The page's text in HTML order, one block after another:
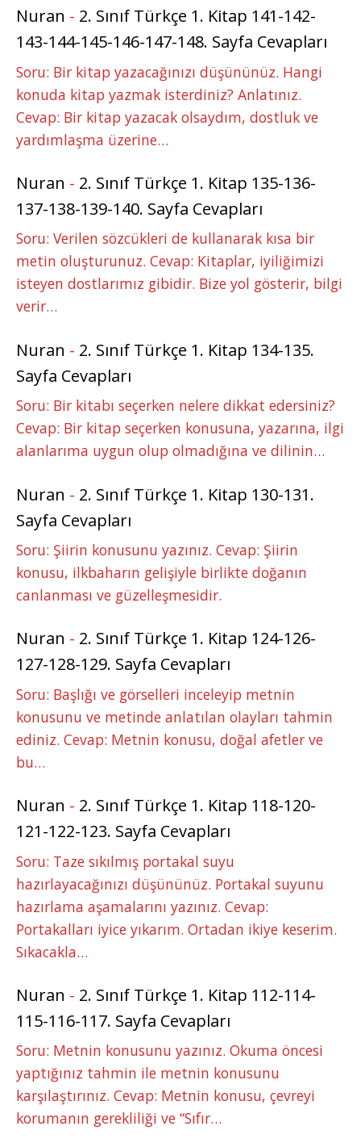
Nuran - 2. Sınıf Türkçe 1. Kitap 141-142-
143-144-145-146-147-148. Sayfa Cevapları
Soru: Bir kitap yazacağınızı düşününüz. Hangi
konuda kitap yazmak isterdiniz? Anlatınız.
Cevap: Bir kitap yazacak olsaydım, dostluk ve
yardımlaşma üzerine…
Nuran - 2. Sınıf Türkçe 1. Kitap 135-136-
137-138-139-140. Sayfa Cevapları
Soru: Verilen sözcükleri de kullanarak kısa bir
metin oluşturunuz. Cevap: Kitaplar, iyiliğimizi
isteyen dostlarımız gibidir. Bize yol gösterir, bilgi
verir…
Nuran - 2. Sınıf Türkçe 1. Kitap 134-135.
Sayfa Cevapları
Soru: Bir kitabı seçerken nelere dikkat edersiniz?
Cevap: Bir kitap seçerken konusuna, yazarına, ilgi
alanlarıma uygun olup olmadığına ve dilinin…
Nuran - 2. Sınıf Türkçe 1. Kitap 130-131.
Sayfa Cevapları
Soru: Şiirin konusunu yazınız. Cevap: Şiirin
konusu, ilkbaharın gelişiyle birlikte doğanın
canlanması ve güzelleşmesidir.
Nuran - 2. Sınıf Türkçe 1. Kitap 124-126-
127-128-129. Sayfa Cevapları
Soru: Başlığı ve görselleri inceleyip metnin
konusunu ve metinde anlatılan olayları tahmin
ediniz. Cevap: Metnin konusu, doğal afetler ve
bu…
Nuran - 2. Sınıf Türkçe 1. Kitap 118-120-
121-122-123. Sayfa Cevapları
Soru: Taze sıkılmış portakal suyu
hazırlayacağınızı düşününüz. Portakal suyunu
hazırlama aşamalarını yazınız. Cevap:
Portakalları iyice yıkarım. Ortadan ikiye keserim.
Sıkacakla…
Nuran - 2. Sınıf Türkçe 1. Kitap 112-114-
115-116-117. Sayfa Cevapları
Soru: Metnin konusunu yazınız. Okuma öncesi
yaptığınız tahmin ile metnin konusunu
karşılaştırınız. Cevap: Metnin konusu, çevreyi
korumanın gerekliliği ve “Sıfır…